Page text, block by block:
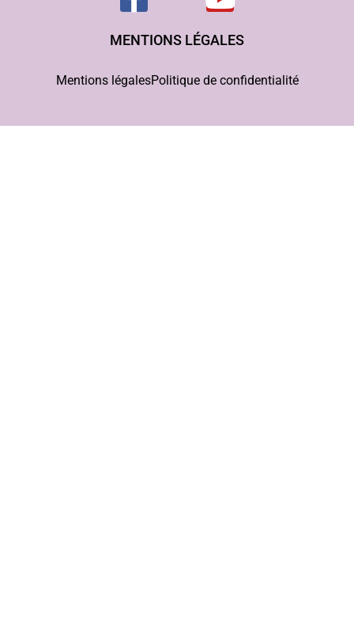
MENTIONS LÉGALES
Mentions légalesPolitique de confidentialité